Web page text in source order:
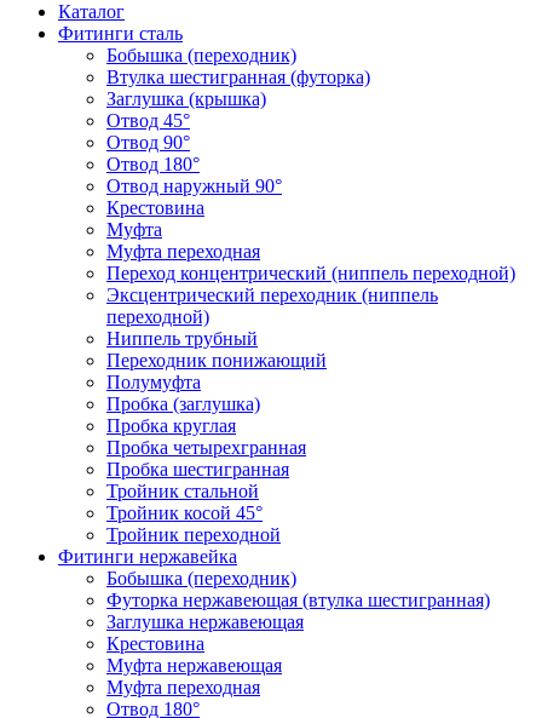
Каталог
Фитинги сталь
Бобышка (переходник)
Втулка шестигранная (футорка)
Заглушка (крышка)
Отвод 45°
Отвод 90°
Отвод 180°
Отвод наружный 90°
Крестовина
Муфта
Муфта переходная
Переход концентрический (ниппель переходной)
Эксцентрический переходник (ниппель
переходной)
Ниппель трубный
Переходник понижающий
Полумуфта
Пробка (заглушка)
Пробка круглая
Пробка четырехгранная
Пробка шестигранная
Тройник стальной
Тройник косой 45°
Тройник переходной
Фитинги нержавейка
Бобышка (переходник)
Футорка нержавеющая (втулка шестигранная)
Заглушка нержавеющая
Крестовина
Муфта нержавеющая
Муфта переходная
Отвод 180°